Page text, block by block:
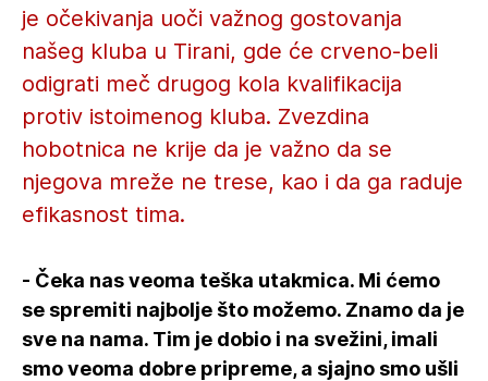
je očekivanja uoči važnog gostovanja
našeg kluba u Tirani, gde će crveno-beli
odigrati meč drugog kola kvalifikacija
protiv istoimenog kluba. Zvezdina
hobotnica ne krije da je važno da se
njegova mreže ne trese, kao i da ga raduje
efikasnost tima.
- Čeka nas veoma teška utakmica. Mi ćemo
se spremiti najbolje što možemo. Znamo da je
sve na nama. Tim je dobio i na svežini, imali
smo veoma dobre pripreme, a sjajno smo ušli